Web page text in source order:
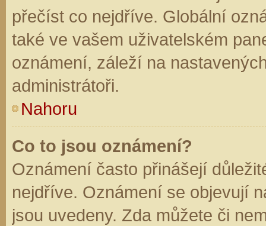
přečíst co nejdříve. Globální
také ve vašem uživatelském
oznámení, záleží na
administrátoři.
Nahoru
Co to jsou oznámení?
Oznámení často přinášejí
nejdříve. Oznámení se objevují
jsou uvedeny. Zda můžete či